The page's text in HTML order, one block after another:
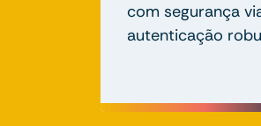
com segurança
autenticação